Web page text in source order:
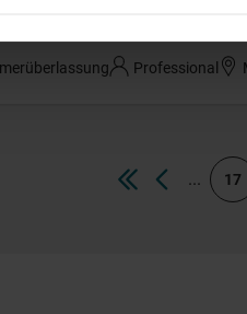
Management Officer
Professional
... 17